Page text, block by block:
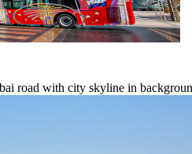
road with city skyline in